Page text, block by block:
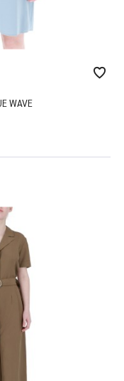
WAVE